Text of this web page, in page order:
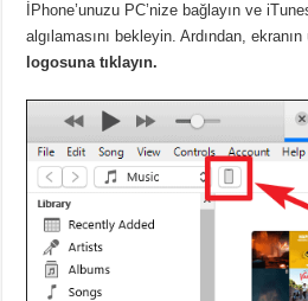
İPhone’unuzu PC’nize bağlayın ve
algılamasını bekleyin. Ardından,
logosuna tıklayın.